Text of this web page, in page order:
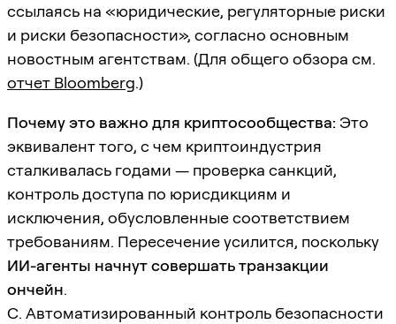
ссылаясь на «юридические, регуляторные риски
и риски безопасности», согласно основным
новостным агентствам. (Для общего обзора см.
отчет Bloomberg.)
Почему это важно для криптосообщества: Это
эквивалент того, с чем криптоиндустрия
сталкивалась годами — проверка санкций,
контроль доступа по юрисдикциям и
исключения, обусловленные соответствием
требованиям. Пересечение усилится, поскольку
ИИ-агенты начнут совершать транзакции
ончейн.
C. Автоматизированный контроль безопасности